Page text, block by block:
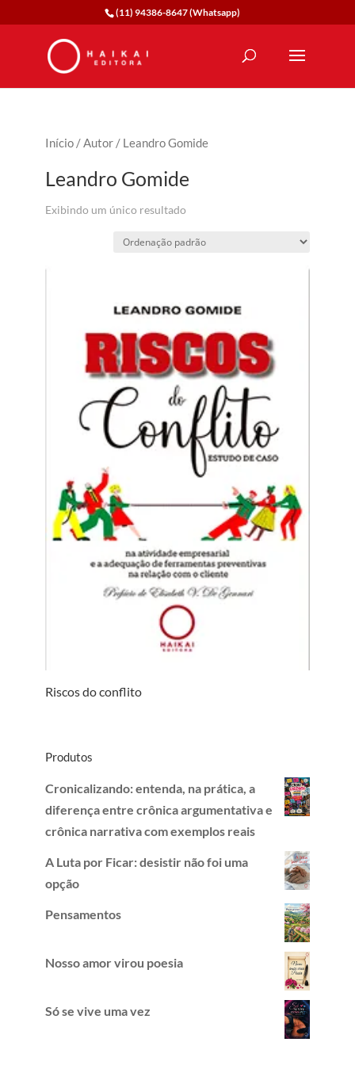
(11) 94386-8647 (Whatsapp)
Início/Autor/ Leandro Gomide
Leandro Gomide
Exibindo um único resultado
Riscos do conflito
Produtos
Cronicalizando: entenda, na prática, a
diferença entre crônica argumentativa e
crônica narrativa com exemplos reais
A Luta por Ficar: desistir não foi uma
opção
Pensamentos
Nosso amor virou poesia
Só se vive uma vez